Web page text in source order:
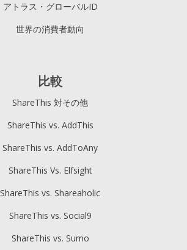
アトラス・グローバルID
世界の消費者動向
比較
ShareThis 対その他
ShareThis vs. AddThis
ShareThis vs. AddToAny
ShareThis Vs. Elfsight
ShareThis vs. Shareaholic
ShareThis vs. Social9
ShareThis vs. Sumo